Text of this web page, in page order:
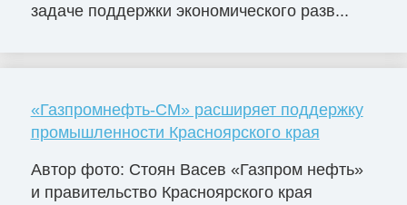
задаче поддержки экономического разв...
«Газпромнефть-СМ» расширяет поддержку
промышленности Красноярского края
Автор фото: Стоян Васев «Газпром нефть»
и правительство Красноярского края